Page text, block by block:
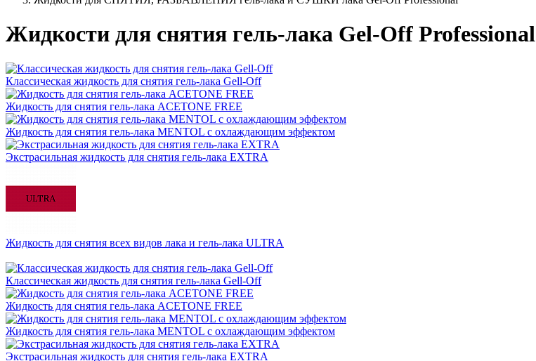
Жидкости для снятия гель-лака Gel-Off Professional
Классическая жидкость для снятия гель-лака Gell-Off
Жидкость для снятия гель-лака ACETONE FREE
Жидкость для снятия гель-лака MENTOL с охлаждающим эффектом
Экстрасильная жидкость для снятия гель-лака EXTRA
Жидкость для снятия всех видов лака и гель-лака ULTRA
Классическая жидкость для снятия гель-лака Gell-Off
Жидкость для снятия гель-лака ACETONE FREE
Жидкость для снятия гель-лака MENTOL с охлаждающим эффектом
Экстрасильная жидкость для снятия гель-лака EXTRA